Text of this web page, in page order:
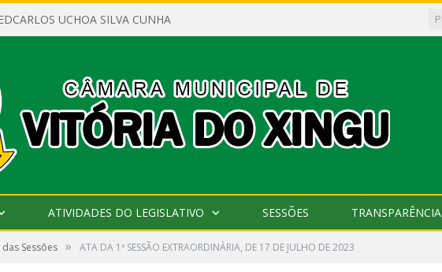
UCHOA SILVA CUNHA
ATIVIDADES DO LEGISLATIVO SESSÕES TRANSPARÊNCIA
Sessões » ATA DA 1ª SESSÃO EXTRAORDINÁRIA, DE 17 DE JULHO DE 2023